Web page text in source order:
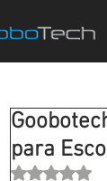
para
Avaliado